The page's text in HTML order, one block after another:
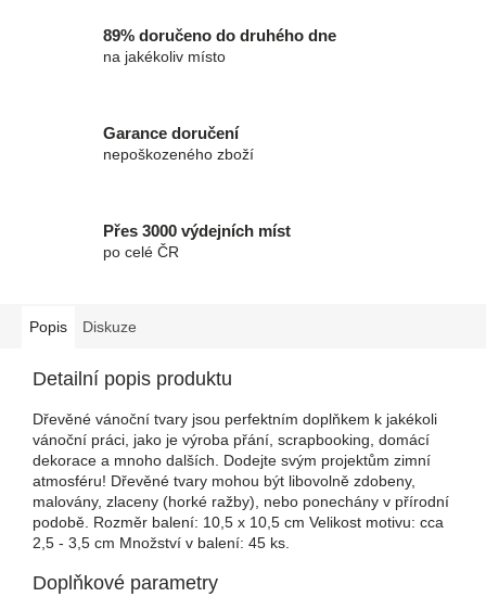
89% doručeno do druhého dne
na jakékoliv místo
Garance doručení
nepoškozeného zboží
Přes 3000 výdejních míst
po celé ČR
Popis Diskuze
Detailní popis produktu
Dřevěné vánoční tvary jsou perfektním doplňkem k jakékoli
vánoční práci, jako je výroba přání, scrapbooking, domácí
dekorace a mnoho dalších. Dodejte svým projektům zimní
atmosféru! Dřevěné tvary mohou být libovolně zdobeny,
malovány, zlaceny (horké ražby), nebo ponechány v přírodní
podobě. Rozměr balení: 10,5 x 10,5 cm Velikost motivu: cca
2,5 - 3,5 cm Množství v balení: 45 ks.
Doplňkové parametry